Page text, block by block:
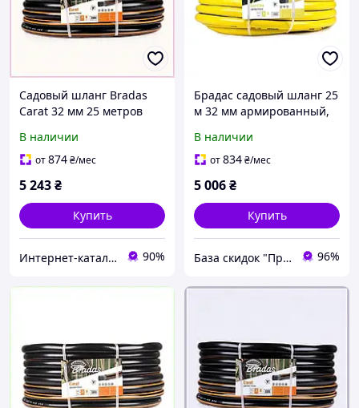
Садовый шланг Bradas
Carat 32 мм 25 метров
В наличии
от874₴/мес
5 243₴
Купить
Интернет-каталог скидок Техно ECO 90%
Брадас садовый шланг 25
м 32 мм армированный,
В наличии
от834₴/мес
5 006₴
Купить
База скидок "ПромоКот" 96%